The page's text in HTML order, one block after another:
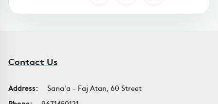
Contact Us
Address:
Sana'a - Faj Atan, 60 Street